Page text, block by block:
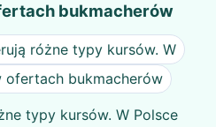
bukmacherów
różne typy kursów. W
ofertach bukmacherów
typy kursów. W Polsce